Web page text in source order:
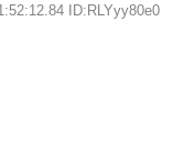
ID:RLYyy80e0